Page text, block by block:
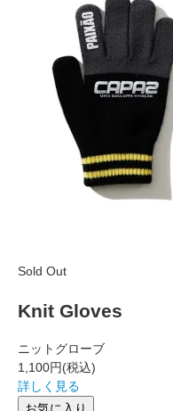
Sold Out
Knit Gloves
ニットグローブ
1,100円(税込)
詳しく見る